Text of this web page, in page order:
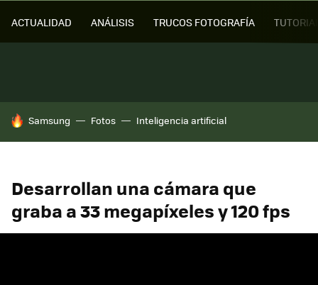
ACTUALIDAD ANÁLISIS TRUCOS FOTOGRAFÍA
HOY SE HABLA DE
Samsung Fotos Inteligencia artificial
Desarrollan una cámara que
graba a 33 megapíxeles y 120 fps